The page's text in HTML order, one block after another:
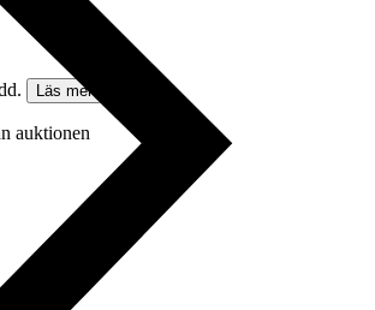
Läs mer
auktionen